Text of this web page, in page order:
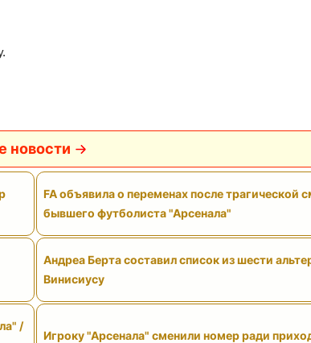
новости
FA объявила о переменах после трагической
бывшего футболиста "Арсенала"
Андреа Берта составил список из шести
Винисиусу
/
Игроку "Арсенала" сменили номер ради